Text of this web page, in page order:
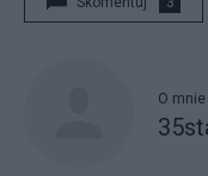
O mnie